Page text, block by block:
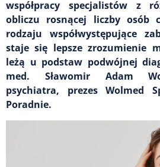
współpracy specjalistów z
obliczu rosnącej liczby osób
rodzaju współwystępujące
staje się lepsze zrozumienie
leżą u podstaw podwójnej
med. Sławomir Adam
psychiatra, prezes Wolmed
Poradnie.